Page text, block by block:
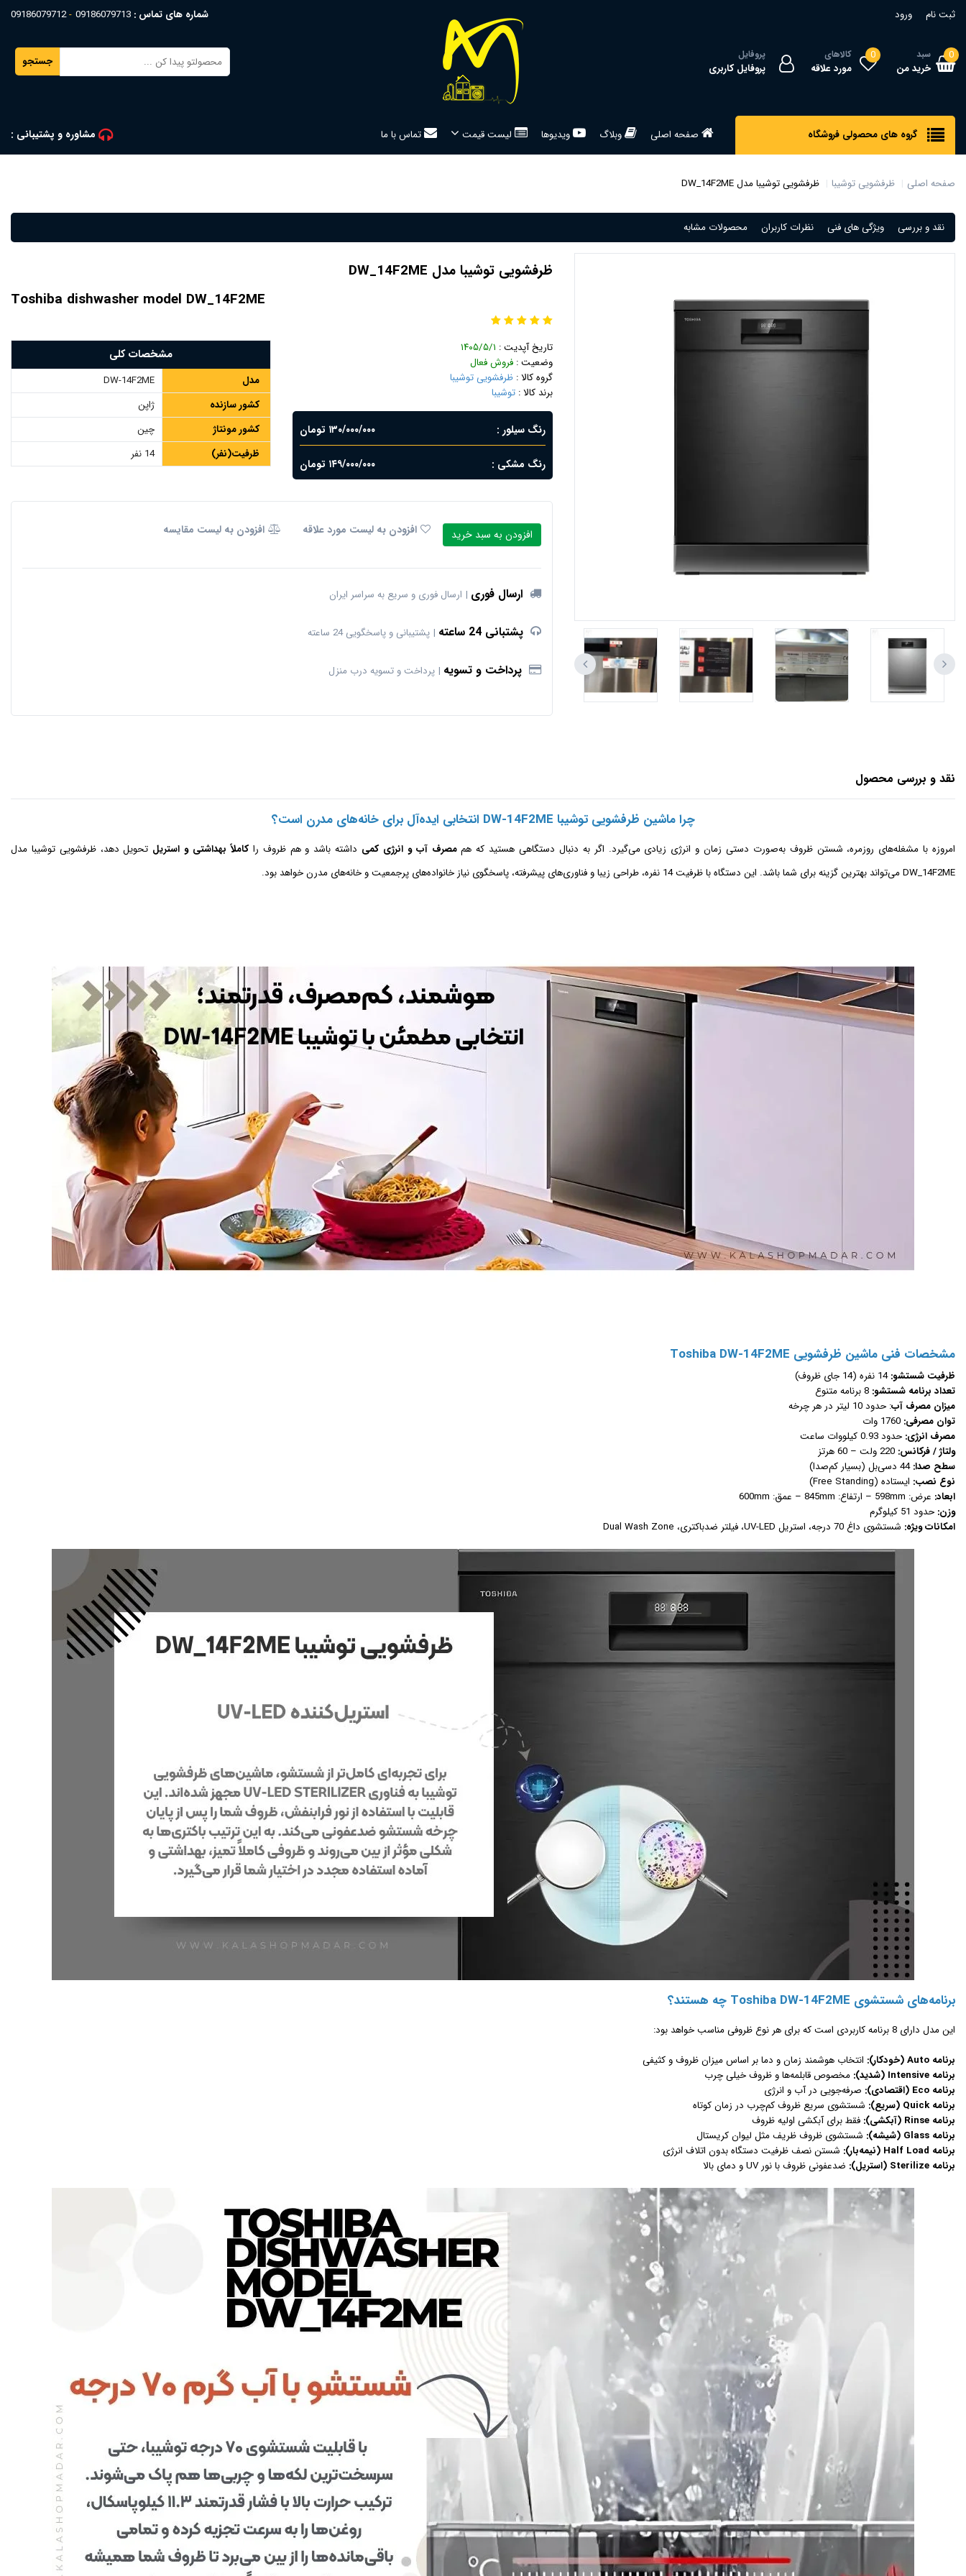
ثبت نام ورود
0 سبد
خرید من
0 کالاهای
مورد علاقه
پروفایل
پروفایل کاربری
شماره های تماس : 09186079713
09186079712
جستجو
گروه های محصولی فروشگاه صفحه اصلی وبلاگ ویدیوها لیست قیمت تماس با ما مشاوره و پشتیبانی :
صفحه اصلی ظرفشویی توشیبا ظرفشویی توشیبا مدل DW_14F2ME
نقد و بررسی ویژگی های فنی نظرات کاربران محصولات مشابه
ظرفشویی توشیبا مدل DW_14F2ME
Toshiba dishwasher model DW_14F2ME
تاریخ آپدیت : ۱۴۰۵/۵/۱
وضعیت : فروش فعال
گروه کالا : ظرفشویی توشیبا
برند کالا : توشیبا
رنگ سیلور ۱۳۰/۰۰۰/۰۰۰ تومان
رنگ مشکی ۱۴۹/۰۰۰/۰۰۰ تومان
مشخصات کلی
مدل
DW-14F2ME
کشور سازنده
ژاپن
کشور مونتاژ
چین
ظرفيت(نفر)
14 نفر
افزودن به سبد خرید افزودن به لیست مورد علاقه افزودن به لیست مقایسه
ارسال فوری ارسال فوری و سریع به سراسر ایران
پشتبانی 24 ساعته پشتیبانی و پاسخگویی 24 ساعته
پرداخت و تسویه پرداخت و تسویه درب منزل
نقد و بررسی محصول
چرا ماشین ظرفشویی توشیبا DW-14F2ME انتخابی ایده‌آل برای خانه‌های مدرن است؟
امروزه با مشغله‌های روزمره، شستن ظروف به‌صورت دستی زمان و انرژی زیادی می‌گیرد. اگر به دنبال دستگاهی هستید که هممصرف آب و انرژی کمی داشته باشد و هم ظروف راکاملاً بهداشتی و استریل تحویل دهد، ظرفشویی توشیبا مدل
DW_14F2ME می‌تواند بهترین گزینه برای شما باشد. این دستگاه با ظرفیت 14 نفره، طراحی زیبا و فناوری‌های پیشرفته، پاسخگوی نیاز خانواده‌های پرجمعیت و خانه‌های مدرن خواهد بود.
مشخصات فنی ماشین ظرفشویی Toshiba DW-14F2ME
ظرفیت شستشو:14 نفره (14 جای ظروف)
تعداد برنامه شستشو:
میزان مصرف آب: حدود 10 لیتر در هر چرخه
توان مصرفی: 1760 وات
مصرف انرژی: حدود 0.93 کیلووات ساعت
ولتاژ / فرکانس:
سطح صدا:44 دسی‌بل (بسیار کم‌صدا)
نوع نصب: ایستاده (Free Standing)
ابعاد: عرض: 598mm – ارتفاع: 845mm – عمق: 600mm
وزن: حدود 51 کیلوگرم
امکانات ویژه: شستشوی داغ 70 درجه، استریل UV-LED، فیلتر ضدباکتری، Dual Wash Zone
برنامه‌های شستشوی Toshiba DW-14F2ME چه هستند؟
این مدل دارای 8 برنامه کاربردی است که برای هر نوع ظروفی مناسب خواهد بود:
برنامه Auto (خودکار):
انتخاب هوشمند زمان و دما بر اساس میزان ظروف و کثیفی
برنامه Intensive (شدید):
مخصوص قابلمه‌ها و ظروف خیلی چرب
برنامه Eco (اقتصادی):
صرفه‌جویی در آب و انرژی
برنامه Quick (سریع):
شستشوی سریع ظروف کم‌چرب در زمان کوتاه
برنامه Rinse (آبکشی):
فقط برای آبکشی اولیه ظروف
برنامه Glass (شیشه):
شستشوی ظروف ظریف مثل لیوان کریستال
برنامه Half Load (نیمه‌بار):
شستن نصف ظرفیت دستگاه بدون اتلاف انرژی
برنامه Sterilize (استریل):
ضدعفونی ظروف با نور UV و دمای بالا